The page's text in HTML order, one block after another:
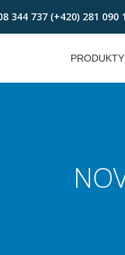
344 737 (+420) 281 090
PRODUKTY